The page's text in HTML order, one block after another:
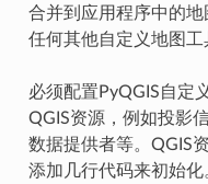
合并到应用程序中的
任何其他自定义地图工
必须配置PyQGIS自定
QGIS资源，例如投影
数据提供者等。QGIS
添加几行代码来初始